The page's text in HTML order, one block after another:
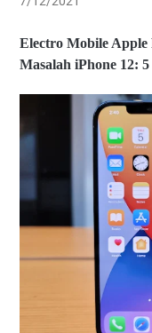
Electro Mobile Apple
Masalah iPhone 12: